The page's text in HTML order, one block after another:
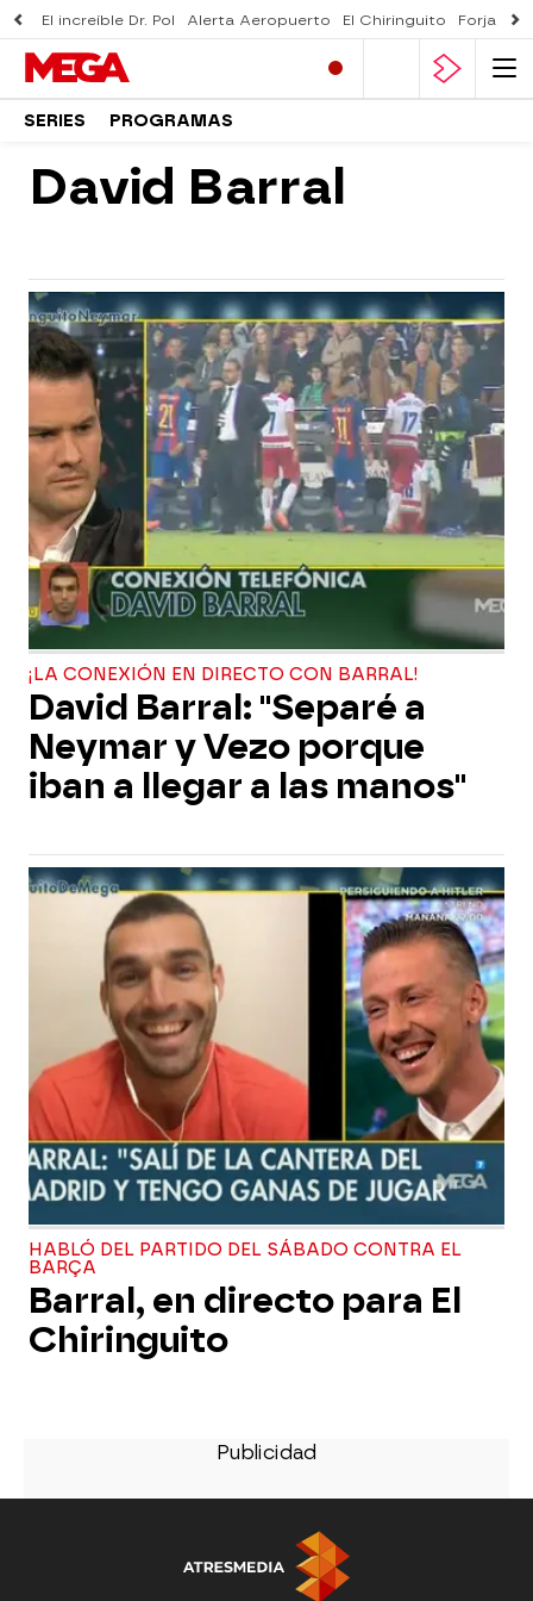
El increíble Dr. Pol Alerta Aeropuerto El Chiringuito Forjado
SERIES PROGRAMAS
David Barral
¡LA CONEXIÓN EN DIRECTO CON BARRAL!
David Barral: "Separé a
Neymar y Vezo porque
iban a llegar a las manos"
HABLÓ DEL PARTIDO DEL SÁBADO CONTRA EL
BARÇA
Barral, en directo para El
Chiringuito